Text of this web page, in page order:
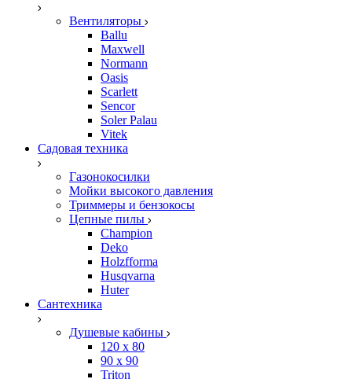
Вентиляторы
Ballu
Maxwell
Normann
Oasis
Scarlett
Sencor
Soler Palau
Vitek
Садовая техника
Газонокосилки
Мойки высокого давления
Триммеры и бензокосы
Цепные пилы
Champion
Deko
Holzfforma
Husqvarna
Huter
Сантехника
Душевые кабины
120 x 80
90 х 90
Triton